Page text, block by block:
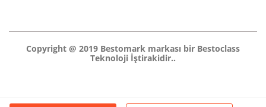
Copyright @ 2019 Bestomark markası bir Bestoclass
Teknoloji İştirakidir..